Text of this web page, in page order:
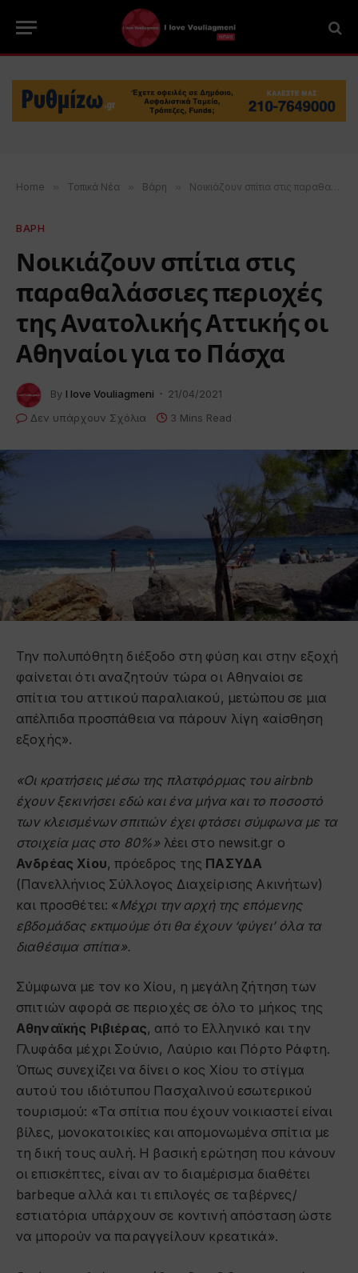
Home » Τοπικά Νέα » Βάρη » Νοικιάζουν σπίτια στις παραθαλάσσιες περιοχές της Ανατολικής Αττικής οι Αθηναίοι για το Πάσχα
ΒΑΡΗ
Νοικιάζουν σπίτια στις
παραθαλάσσιες περιοχές
της Ανατολικής Αττικής οι
Αθηναίοι για το Πάσχα
By I love Vouliagmeni
21/04/2021
Δεν υπάρχουν Σχόλια
3 Mins Read
Την πολυπόθητη διέξοδο στη φύση και στην εξοχή
φαίνεται ότι αναζητούν τώρα οι Αθηναίοι σε
σπίτια του αττικού παραλιακού, μετώπου σε μια
απέλπιδα προσπάθεια να πάρουν λίγη «αίσθηση
εξοχής».
«Οι κρατήσεις μέσω της πλατφόρμας του airbnb
έχουν ξεκινήσει εδώ και ένα μήνα και το ποσοστό
των κλεισμένων σπιτιών έχει φτάσει σύμφωνα με τα
στοιχεία μας στο 80%» λέει στο newsit.gr ο
Ανδρέας Χίου, πρόεδρος της ΠΑΣΥΔΑ
(Πανελλήνιος Σύλλογος Διαχείρισης Ακινήτων)
και προσθέτει: « Μέχρι την αρχή της επόμενης
εβδομάδας εκτιμούμε ότι θα έχουν ‘φύγει’ όλα τα
διαθέσιμα σπίτια».
Σύμφωνα με τον κο Χίου, η μεγάλη ζήτηση των
σπιτιών αφορά σε περιοχές σε όλο το μήκος της
Αθηναϊκής Ριβιέρας, από το Ελληνικό και την
Γλυφάδα μέχρι Σούνιο, Λαύριο και Πόρτο Ράφτη.
Όπως συνεχίζει να δίνει ο κος Χίου το στίγμα
αυτού του ιδιότυπου Πασχαλινού εσωτερικού
τουρισμού: «Tα σπίτια που έχουν νοικιαστεί είναι
βίλες, μονοκατοικίες και απομονωμένα σπίτια με
τη δική τους αυλή. Η βασική ερώτηση που κάνουν
οι επισκέπτες, είναι αν το διαμέρισμα διαθέτει
barbeque αλλά και τι επιλογές σε ταβέρνες/
εστιατόρια υπάρχουν σε κοντινή απόσταση ώστε
να μπορούν να παραγγείλουν κρεατικά».